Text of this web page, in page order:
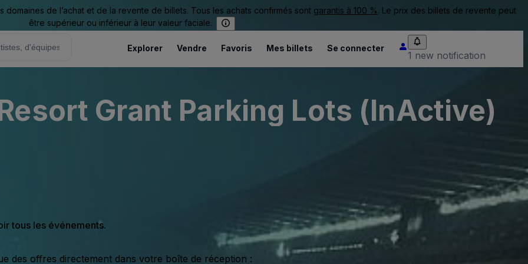
de l’achat et de la revente de billets. Tous les achats confirmés sont garantis à 100 %. Le prix des billets de revente peut
être supérieur ou inférieur à leur valeur faciale.
Explorer Vendre Favoris Mes billets Se connecter
1 new notification
Grant Parking Lots (InActive)
tous les événements.
des offres directement dans votre boîte de réception :